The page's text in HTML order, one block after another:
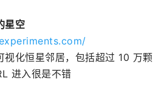
星空
视化恒星邻居，包括超过 10 万颗
进入很是不错